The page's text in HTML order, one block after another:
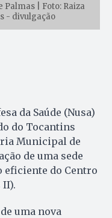
Palmas | Foto: Raiza
- divulgação
da Saúde (Nusa)
do Tocantins
Municipal de
de uma sede
do Centro
II).
uma nova